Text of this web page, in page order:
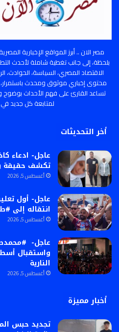
مصر الان .. أبرز المواقع الإخبارية
بلحظة، إلى جانب تغطية شاملة لأحدث
الاقتصاد المصري، السياسة، الحوادث،
محتوى إخباري موثوق ومحدث
تساعد القارئ على فهم الأحداث
لمتابعة كل جديد
أخر التحديثات
عاجل- ادعاء
تكشف حقيقة
أغسطس 5, 2026
عاجل- أول
انتقاله إلى
أغسطس 5, 2026
عاجل-
واستقبال
النارية
أغسطس 5, 2026
أخبار مميزة
تجديد حبس